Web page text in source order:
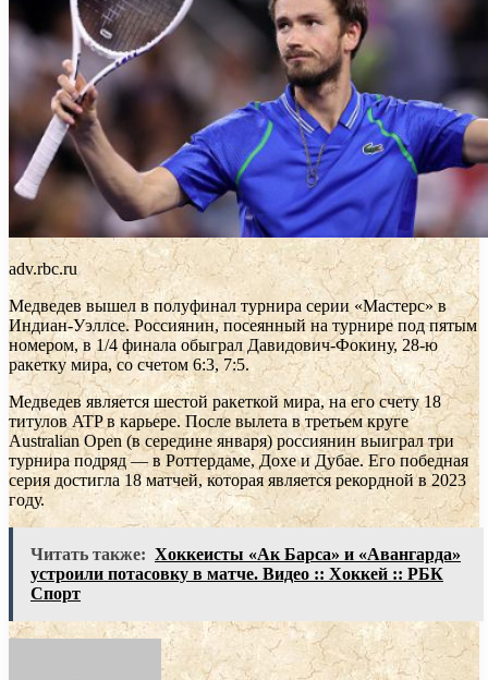
adv.rbc.ru
Медведев вышел в полуфинал турнира серии «Мастерс» в
Индиан-Уэллсе. Россиянин, посеянный на турнире под пятым
номером, в 1/4 финала обыграл Давидович-Фокину, 28-ю
ракетку мира, со счетом 6:3, 7:5.
Медведев является шестой ракеткой мира, на его счету 18
титулов ATP в карьере. После вылета в третьем круге
Australian Open (в середине января) россиянин выиграл три
турнира подряд — в Роттердаме, Дохе и Дубае. Его победная
серия достигла 18 матчей, которая является рекордной в 2023
году.
Читать также: Хоккеисты «Ак Барса» и «Авангарда»
устроили потасовку в матче. Видео :: Хоккей :: РБК
Спорт